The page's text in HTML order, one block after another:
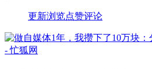
更新浏览点赞评论